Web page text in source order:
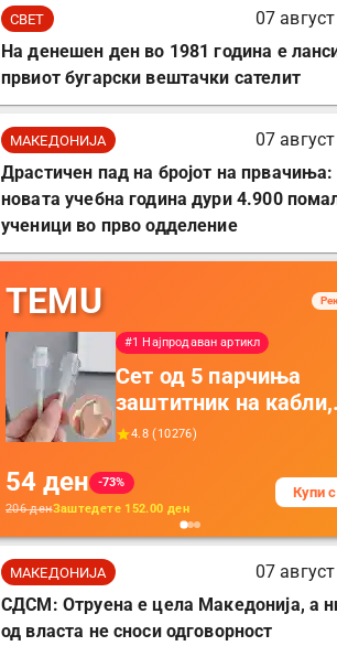
СВЕТ
07
На денешен ден во 1981 година е
првиот бугарски вештачки сателит
МАКЕДОНИЈА
07
Драстичен пад на бројот на
новата учебна година дури 4.900
ученици во прво одделение
TEMU
#1 Најпродаван артикл
Сет од 5 парчиња
заштитник на кабли,
прекривка за заштита
додатоци за
кабли, без батерија,
мобилни телефони,
комплет за заштита
4.8 (10276)
54 ден
-73%
206денЗаштедете 152.00 ден
Купи
МАКЕДОНИЈА
07
СДСМ: Отруена е цела Македонија, а
од власта не сноси одговорност